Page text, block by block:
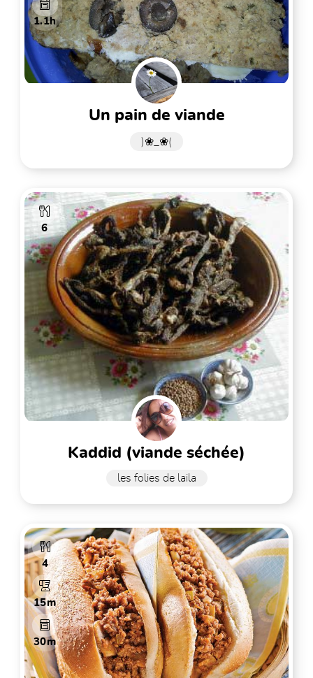
1.1h
un pain de viande
)❀_❀(
6
kaddid (viande séchée)
les folies de laila
4
15m
30m